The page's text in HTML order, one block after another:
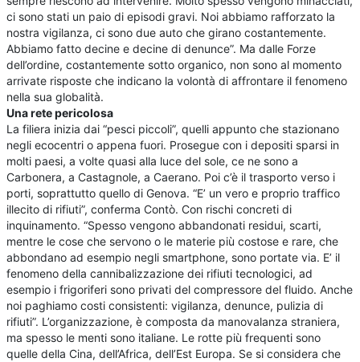
ci sono stati un paio di episodi gravi. Noi abbiamo rafforzato la
nostra vigilanza, ci sono due auto che girano costantemente.
Abbiamo fatto decine e decine di denunce”. Ma dalle Forze
dell’ordine, costantemente sotto organico, non sono al momento
arrivate risposte che indicano la volontà di affrontare il fenomeno
nella sua globalità.
Una rete pericolosa
La filiera inizia dai “pesci piccoli”, quelli appunto che stazionano
negli ecocentri o appena fuori. Prosegue con i depositi sparsi in
molti paesi, a volte quasi alla luce del sole, ce ne sono a
Carbonera, a Castagnole, a Caerano. Poi c’è il trasporto verso i
porti, soprattutto quello di Genova. “E’ un vero e proprio traffico
illecito di rifiuti”, conferma Contò. Con rischi concreti di
inquinamento. “Spesso vengono abbandonati residui, scarti,
mentre le cose che servono o le materie più costose e rare, che
abbondano ad esempio negli smartphone, sono portate via. E’ il
fenomeno della cannibalizzazione dei rifiuti tecnologici, ad
esempio i frigoriferi sono privati del compressore del fluido. Anche
noi paghiamo costi consistenti: vigilanza, denunce, pulizia di
rifiuti”. L’organizzazione, è composta da manovalanza straniera,
ma spesso le menti sono italiane. Le rotte più frequenti sono
quelle della Cina, dell’Africa, dell’Est Europa. Se si considera che